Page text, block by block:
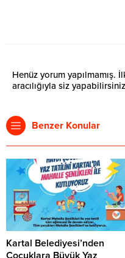
Henüz yorum yapılmamış.
aracılığıyla siz
Benzer Konular
Kartal Belediyesi’nden
Çocuklara Büyük Yaz